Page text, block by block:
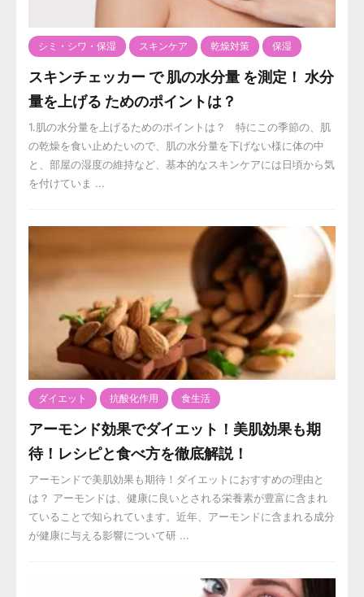
シミ・シワ・保湿 スキンケア 乾燥対策 保湿
スキンチェッカー で 肌の水分量 を測定！ 水分
量を上げる ためのポイントは？
1.肌の水分量を上げるためのポイントは？ 特にこの季節の、肌
の乾燥を食い止めたいので、肌の水分量を下げない様に体の中
と、部屋の湿度の維持など、基本的なスキンケアには日頃から気
を付けていま ...
ダイエット 抗酸化作用 食生活
アーモンド効果でダイエット！美肌効果も期
待！レシピと食べ方を徹底解説！
アーモンドで美肌効果も期待！ダイエットにおすすめの理由と
は？ アーモンドは、健康に良いとされる栄養素が豊富に含まれ
ていることで知られています。近年、アーモンドに含まれる成分
が健康に与える影響について研 ...